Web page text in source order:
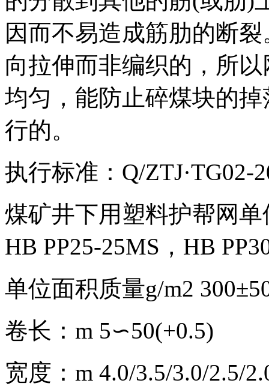
因而不易造成筋肋的断
向拉伸而非编织的，所
均匀，能防止碎煤块的
行的。
执行标准：Q/
煤矿井下用塑料护帮网
HB PP25-25MS，HB
单位面积质量g/m2
卷长：m 5∽50(+0.5)
宽度：m 4.0/3.5/3.0/2.5/